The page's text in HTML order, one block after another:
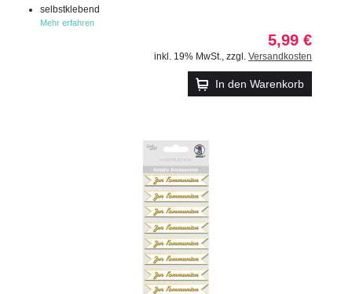
selbstklebend
Mehr erfahren
5,99 €
inkl. 19% MwSt. zzgl. Versandkosten
In den Warenkorb